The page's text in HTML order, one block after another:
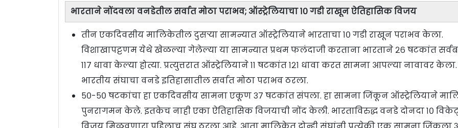
भारताने नोंदवला वनडेतील सर्वात मोठा पराभव; ऑस्ट्रेलियाचा १० गडी राखून ऐतिहासिक विजय
तीन एकदिवसीय मालिकेतील दुसऱ्या सामन्यात ऑस्ट्रेलियाने भारताचा १० गडी राखून पराभव केला.
विशाखापट्टणम येथे खेळल्या गेलेल्या या सामन्यात प्रथम फलंदाजी करताना भारताने २६ षटकांत
११७ धावा केल्या होत्या. प्रत्युत्तरात ऑस्ट्रेलियाने ११ षटकांत १२१ धावा करत सामना आपल्या नावावर केला.
भारतीय संघाचा वनडे इतिहासातील सर्वात मोठा पराभव ठरला.
५०-५० षटकांचा हा एकदिवसीय सामना एकूण ३७ षटकांत संपला. हा सामना जिंकून ऑस्ट्रेलियाने
पुनरागमन केले. इतकेच नाही एका ऐतिहासिक विजयाची नोंद केली. भारताविरुद्ध वनडे दोनदा १०